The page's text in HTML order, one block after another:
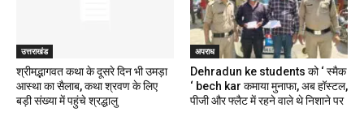
उत्तराखंड
श्रीमद्भागवत कथा के दूसरे दिन भी उमड़ा
आस्था का सैलाब, कथा श्रवण के लिए
बड़ी संख्या में पहुंचे श्रद्धालु
अपराध
Dehradun ke students को ‘ स्मैक
‘ bech kar कमाया मुनाफा, अब हॉस्टल,
पीजी और फ्लैट में रहने वाले थे निशाने पर